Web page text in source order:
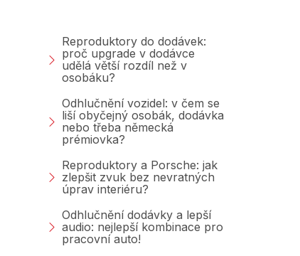
Reproduktory do dodávek:
proč upgrade v dodávce
udělá větší rozdíl než v
osobáku?
Odhlučnění vozidel: v čem se
liší obyčejný osobák, dodávka
nebo třeba německá
prémiovka?
Reproduktory a Porsche: jak
zlepšit zvuk bez nevratných
úprav interiéru?
Odhlučnění dodávky a lepší
audio: nejlepší kombinace pro
pracovní auto!